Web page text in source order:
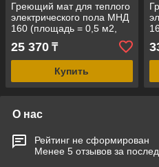
Греющий мат для теплого
электрического пола МНД
160 (площадь = 0,5 м2,
мощность = 80 Вт)
25 370 ₸
Купить
О нас
Рейтинг не сформирован
Менее 5 отзывов за